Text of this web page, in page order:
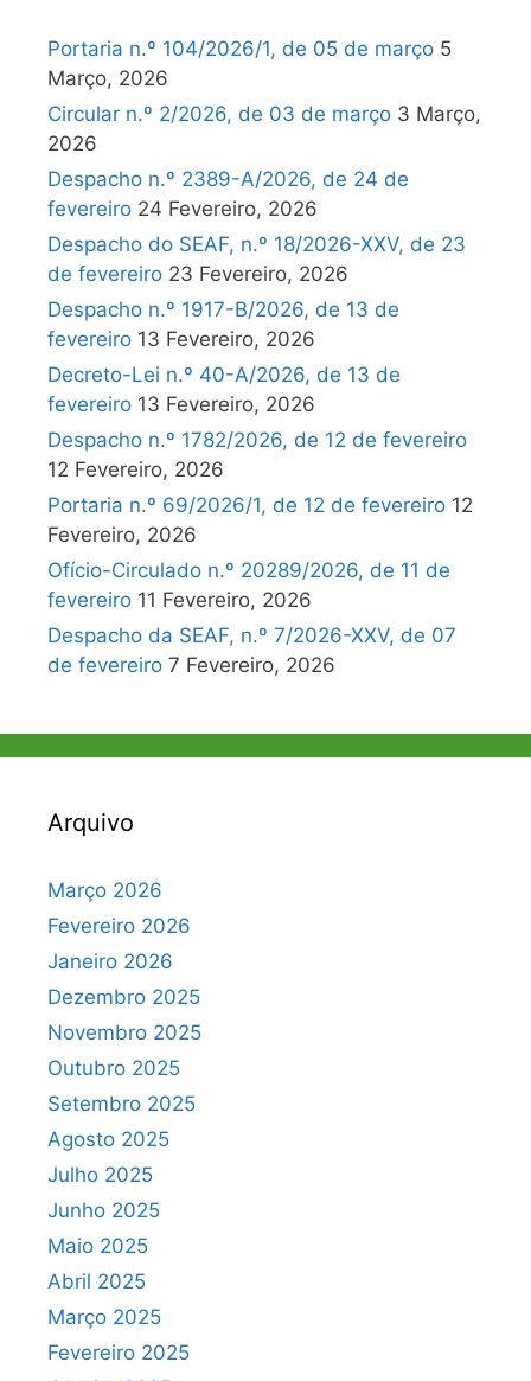
Portaria n.º 104/2026/1, de 05 de março 5
Março, 2026
Circular n.º 2/2026, de 03 de março 3 Março,
2026
Despacho n.º 2389-A/2026, de 24 de
fevereiro 24 Fevereiro, 2026
Despacho do SEAF, n.º 18/2026-XXV, de 23
de fevereiro 23 Fevereiro, 2026
Despacho n.º 1917-B/2026, de 13 de
fevereiro 13 Fevereiro, 2026
Decreto-Lei n.º 40-A/2026, de 13 de
fevereiro 13 Fevereiro, 2026
Despacho n.º 1782/2026, de 12 de fevereiro
12 Fevereiro, 2026
Portaria n.º 69/2026/1, de 12 de fevereiro 12
Fevereiro, 2026
Ofício-Circulado n.º 20289/2026, de 11 de
fevereiro 11 Fevereiro, 2026
Despacho da SEAF, n.º 7/2026-XXV, de 07
de fevereiro 7 Fevereiro, 2026
Arquivo
Março 2026
Fevereiro 2026
Janeiro 2026
Dezembro 2025
Novembro 2025
Outubro 2025
Setembro 2025
Agosto 2025
Julho 2025
Junho 2025
Maio 2025
Abril 2025
Março 2025
Fevereiro 2025